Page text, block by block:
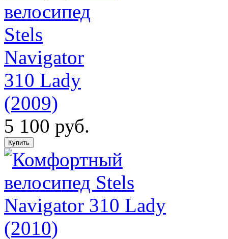
велосипед
Stels
Navigator
310 Lady
(2009)
5 100 руб.